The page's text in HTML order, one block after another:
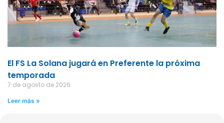
El FS La Solana jugará en Preferente la próxima
temporada
7 de agosto de 2026
Leer más »